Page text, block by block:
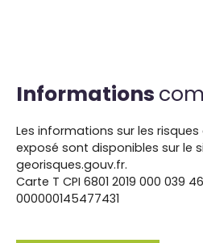
Informations
Les informations sur les
exposé sont disponibles sur le
georisques.gouv.fr.
Carte T CPI 6801 2019 000 039
000000145477431